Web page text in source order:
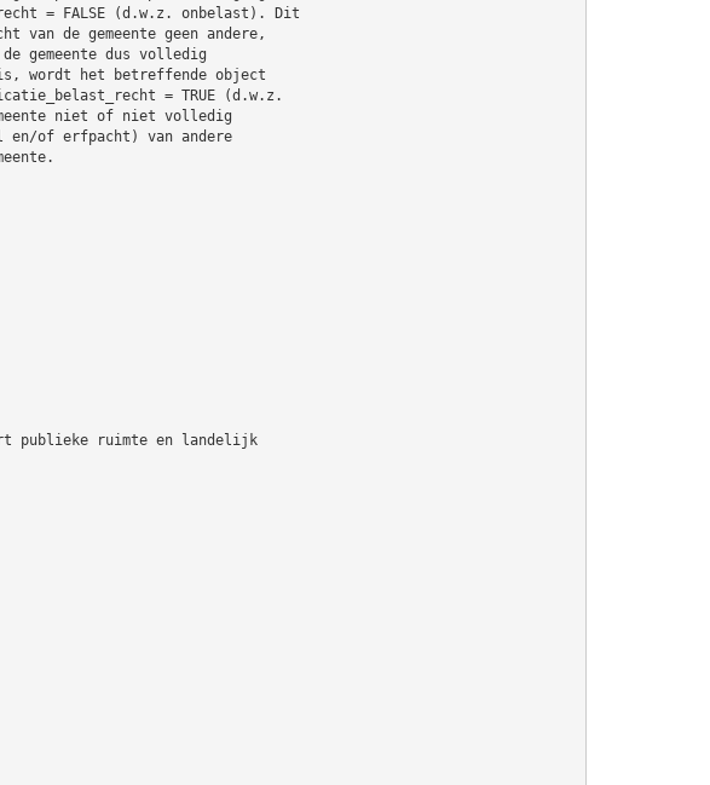
= FALSE (d.w.z. onbelast). Dit
van de gemeente geen andere,
gemeente dus volledig
wordt het betreffende object
= TRUE (d.w.z.
niet of niet volledig
en/of erfpacht) van andere
publieke ruimte en landelijk